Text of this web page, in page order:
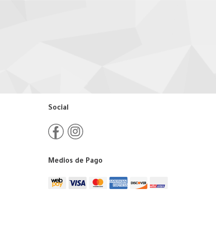
Social
Medios de Pago